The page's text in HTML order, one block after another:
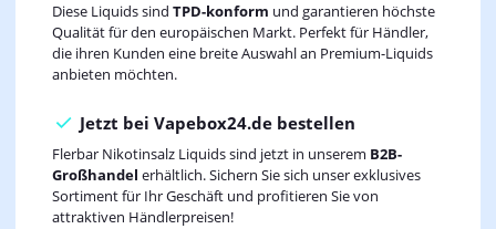
Diese Liquids sind TPD-konform und garantieren höchste
Qualität für den europäischen Markt. Perfekt für Händler,
die ihren Kunden eine breite Auswahl an Premium-Liquids
anbieten möchten.
Jetzt bei Vapebox24.de bestellen
Flerbar Nikotinsalz Liquids sind jetzt in unserem B2B-
Großhandel erhältlich. Sichern Sie sich unser exklusives
Sortiment für Ihr Geschäft und profitieren Sie von
attraktiven Händlerpreisen!